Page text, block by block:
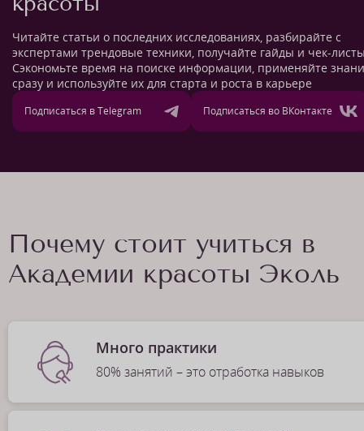
Читайте статьи о последних исследованиях, разбирайте с
экспертами трендовые техники, получайте гайды и чек-
Сэкономьте время на поиске информации, применяйте
сразу и используйте их для старта и роста в карьере
Подписаться в Telegram Подписаться во ВКонтакте
Почему стоит учиться в
Академии красоты Эколь
Много практики
80% занятий – это отработка навыков